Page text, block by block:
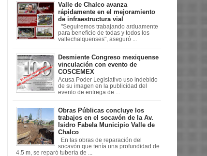
Valle de Chalco avanza
rápidamente en el mejoramiento
de infraestructura vial
"Seguiremos trabajando arduamente
para beneficio de todas y todos los
vallechalquenses", aseguró ...
Desmiente Congreso mexiquense
vinculación con evento de
COSCEMEX
Acusa Poder Legislativo uso indebido
de su imagen en la publicidad del
evento de entrega de ...
Obras Públicas concluye los
trabajos en el socavón de la Av.
Isidro Fabela Municipio Valle de
Chalco
En las obras de reparación del
socavón que tenía una profundidad de
4.5 m, se reparó tubería de ...